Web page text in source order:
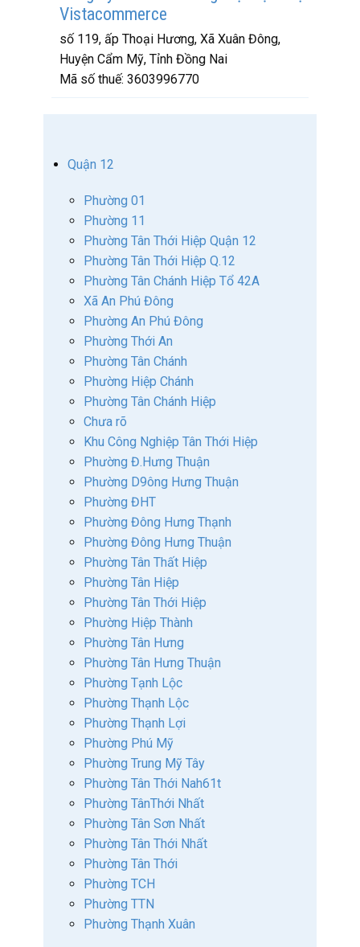
Vistacommerce
số 119, ấp Thoại Hương, Xã Xuân Đông,
Huyện Cẩm Mỹ, Tỉnh Đồng Nai
Mã số thuế: 3603996770
Quận 12
Phường 01
Phường 11
Phường Tân Thới Hiệp Quận 12
Phường Tân Thới Hiệp Q.12
Phường Tân Chánh Hiệp Tổ 42A
Xã An Phú Đông
Phường An Phú Đông
Phường Thới An
Phường Tân Chánh
Phường Hiệp Chánh
Phường Tân Chánh Hiệp
Chưa rõ
Khu Công Nghiệp Tân Thới Hiệp
Phường Đ.Hưng Thuận
Phường D9ông Hưng Thuận
Phường ĐHT
Phường Đông Hưng Thạnh
Phường Đông Hưng Thuận
Phường Tân Thất Hiệp
Phường Tân Hiệp
Phường Tân Thới Hiệp
Phường Hiệp Thành
Phường Tân Hưng
Phường Tân Hưng Thuận
Phường Tạnh Lộc
Phường Thạnh Lộc
Phường Thạnh Lợi
Phường Phú Mỹ
Phường Trung Mỹ Tây
Phường Tân Thới Nah61t
Phường TânThới Nhất
Phường Tân Sơn Nhất
Phường Tân Thới Nhất
Phường Tân Thới
Phường TCH
Phường TTN
Phường Thạnh Xuân